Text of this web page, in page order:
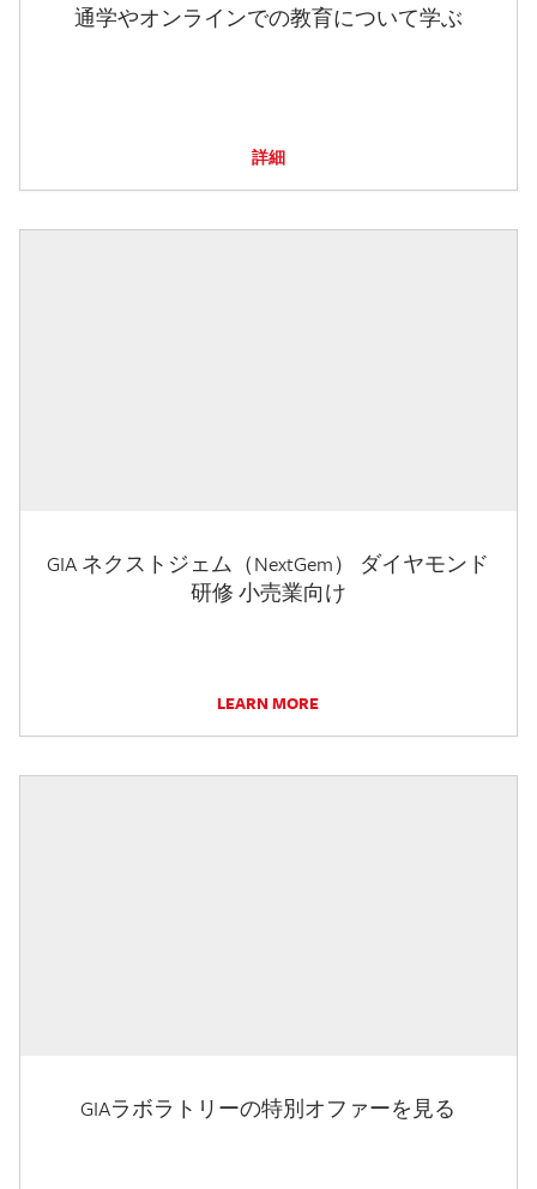
通学やオンラインでの教育について学ぶ
詳細
GIA ネクストジェム（NextGem） ダイヤモンド
研修 小売業向け
LEARN MORE
GIAラボラトリーの特別オファーを見る